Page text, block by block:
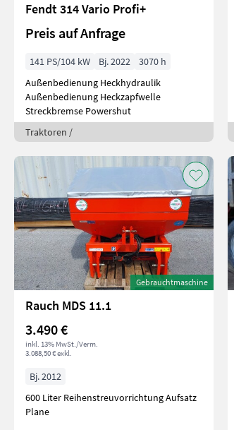
Fendt 314 Vario Profi+
Preis auf Anfrage
141 PS/104 kW Bj. 2022
3070 h
Außenbedienung Heckhydraulik
Außenbedienung Heckzapfwelle
Streckbremse Powershut
Traktoren /
Gebrauchtmaschine
Rauch MDS 11.1
3.490 €
inkl. 13% MwSt./Verm.
3.088,50 € exkl.
Bj. 2012
600 Liter Reihenstreuvorrichtung Aufsatz
Plane